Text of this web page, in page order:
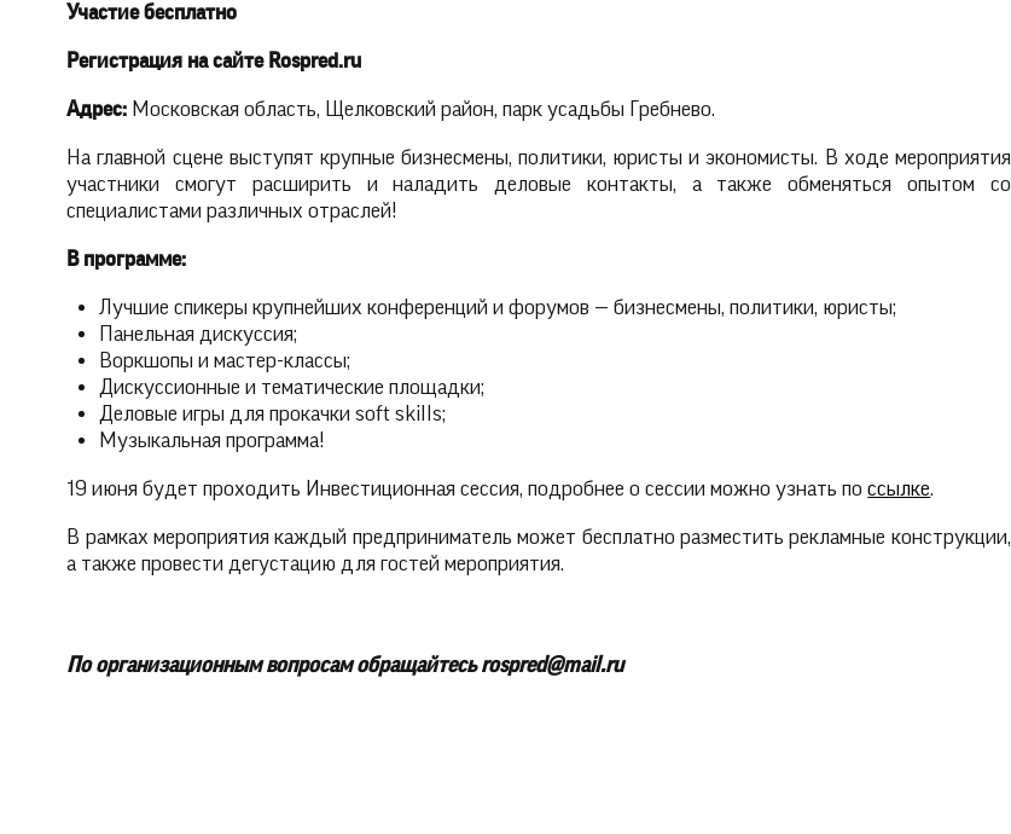
Участие бесплатно
Регистрация на сайте Rospred.ru
Адрес: Московская область, Щелковский район, парк усадьбы Гребнево.
На главной сцене выступят крупные бизнесмены, политики, юристы и экономисты. В ходе мероприятия
участники смогут расширить и наладить деловые контакты, а также обменяться опытом со
специалистами различных отраслей!
В программе:
Лучшие спикеры крупнейших конференций и форумов — бизнесмены, политики, юристы;
Панельная дискуссия;
Воркшопы и мастер-классы;
Дискуссионные и тематические площадки;
Деловые игры для прокачки soft skills;
Музыкальная программа!
19 июня будет проходить Инвестиционная сессия, подробнее о сессии можно узнать поссылке.
В рамках мероприятия каждый предприниматель может бесплатно разместить рекламные конструкции,
а также провести дегустацию для гостей мероприятия.
По организационным вопросам обращайтесь rospred@mail.ru